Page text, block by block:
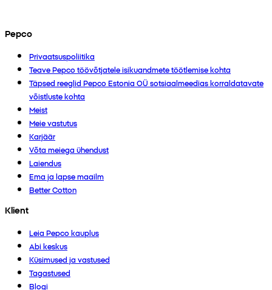
Pepco
Privaatsuspoliitika
Teave Pepco töövõtjatele isikuandmete töötlemise kohta
Täpsed reeglid Pepco Estonia OÜ sotsiaalmeedias korraldatavate
võistluste kohta
Meist
Meie vastutus
Karjäär
Võta meiega ühendust
Laiendus
Ema ja lapse maailm
Better Cotton
Klient
Leia Pepco kauplus
Abi keskus
Küsimused ja vastused
Tagastused
Blogi